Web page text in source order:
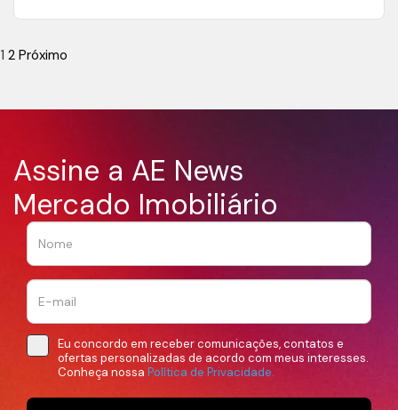
1 2 Próximo
Assine a AE News
Mercado Imobiliário
Eu concordo em receber comunicações, contatos e
ofertas personalizadas de acordo com meus interesses.
Conheça nossa Política de Privacidade.